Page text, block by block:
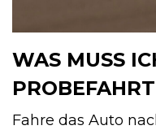
WAS MUSS
Fahre das Auto